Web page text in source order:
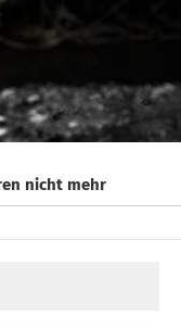
nicht mehr